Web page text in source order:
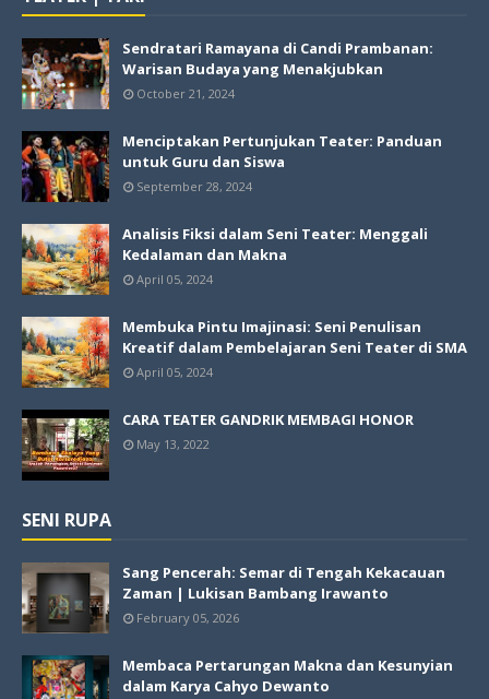
Sendratari Ramayana di Candi Prambanan:
Warisan Budaya yang Menakjubkan
October 21, 2024
Menciptakan Pertunjukan Teater: Panduan
untuk Guru dan Siswa
September 28, 2024
Analisis Fiksi dalam Seni Teater: Menggali
Kedalaman dan Makna
April 05, 2024
Membuka Pintu Imajinasi: Seni Penulisan
Kreatif dalam Pembelajaran Seni Teater di SMA
April 05, 2024
CARA TEATER GANDRIK MEMBAGI HONOR
May 13, 2022
SENI RUPA
Sang Pencerah: Semar di Tengah Kekacauan
Zaman | Lukisan Bambang Irawanto
February 05, 2026
Membaca Pertarungan Makna dan Kesunyian
dalam Karya Cahyo Dewanto